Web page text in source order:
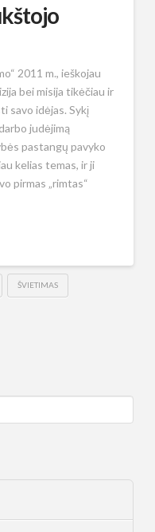
2011 m., ieškojau
bei misija tikėčiau ir
savo idėjas. Sykį
judėjimą
pastangų pavyko
kelias temas, ir ji
pirmas „rimtas“
ŠVIETIMAS